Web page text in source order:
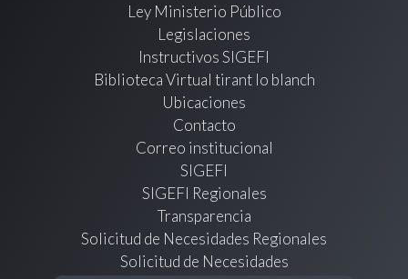
Ley Ministerio Público
Legislaciones
Instructivos SIGEFI
Biblioteca Virtual tirant lo blanch
Ubicaciones
Contacto
Correo institucional
SIGEFI
SIGEFI Regionales
Transparencia
Solicitud de Necesidades Regionales
Solicitud de Necesidades